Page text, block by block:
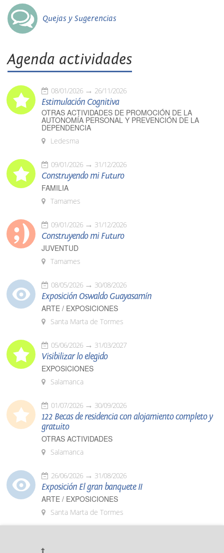
Quejas y Sugerencias
Agenda actividades
08/01/2026 26/11/2026
Estimulación Cognitiva
OTRAS ACTIVIDADES DE PROMOCIÓN DE LA
AUTONOMÍA PERSONAL Y PREVENCIÓN DE LA
DEPENDENCIA
Ledesma
09/01/2026 31/12/2026
Construyendo mi Futuro
FAMILIA
Tamames
09/01/2026 31/12/2026
Construyendo mi Futuro
JUVENTUD
Tamames
08/05/2026 30/08/2026
Exposición Oswaldo Guayasamín
ARTE / EXPOSICIONES
Santa Marta de Tormes
05/06/2026 31/03/2027
Visibilizar lo elegido
EXPOSICIONES
Salamanca
01/07/2026 30/09/2026
122 Becas de residencia con alojamiento completo y
gratuito
OTRAS ACTIVIDADES
Salamanca
26/06/2026 31/08/2026
Exposición El gran banquete II
ARTE / EXPOSICIONES
Santa Marta de Tormes